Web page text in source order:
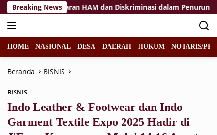
Langsung
ke
konten
Breaking News
Pelanggaran HAM dan Diskriminasi dalam Penurunan
HOME NASIONAL DESA DAERAH HUKUM NOTARIS/
Beranda BISNIS
BISNIS
Indo Leather & Footwear dan Indo
Garment Textile Expo 2025 Hadir di